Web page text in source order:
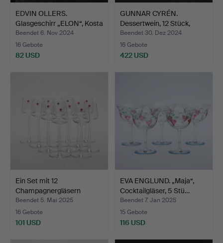
EDVIN OLLERS.
Glasgeschirr „ELON“, Kosta
B…
Beendet 6. Nov 2024
16 Gebote
82 USD
GUNNAR CYRÉN.
Dessertwein, 12 Stück,
„Nobe…
Beendet 30. Dez 2024
16 Gebote
422 USD
Ein Set mit 12
Champagnergläsern
„Essence“…
Beendet 5. Mai 2025
16 Gebote
101 USD
EVA ENGLUND. „Maja“,
Cocktailgläser, 5 Stü…
Beendet 7. Jan 2025
15 Gebote
116 USD